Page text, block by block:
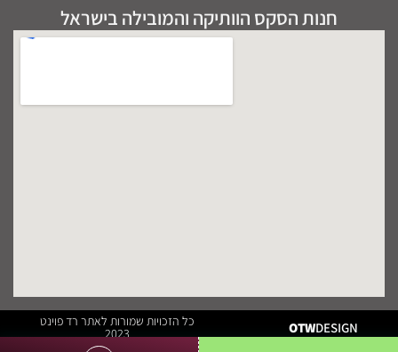
חנות הסקס הוותיקה והמובילה בישראל
OTWDESIGN כל הזכויות שמורות לאתר רד פוינט
2023